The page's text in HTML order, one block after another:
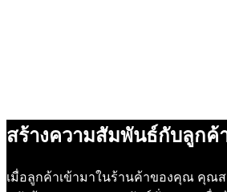
สร้างความสัมพันธ์กับลูกค้
เมื่อลูกค้าเข้ามาในร้านค้าของคุณ คุณ